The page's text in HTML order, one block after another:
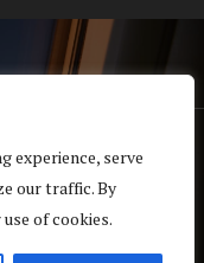
experience, serve
our traffic. By
of cookies.
Turbo y
y cookies